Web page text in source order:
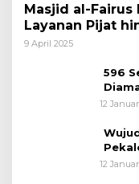
Masjid al-Fairus
Layanan Pijat
bagi Pemudik
9 April 2025
596
12
12